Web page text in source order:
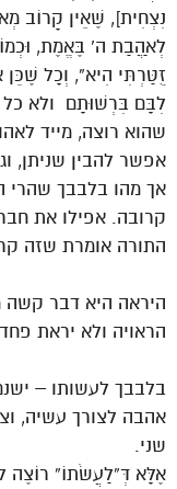
נִצְחִית], שֶׁאֵין קָרוֹב
לְאַהֲבַת ה’ בֶּאֱמֶת,
זֻטַּרְתִּי הִיא”, וְכָל
לִבָּם בִּרְשׁוּתָם ולא
שהוא רוצה, מייד
אפשר להבין שניתן,
אך מהו בלבבך שהרי
קרובה. אפילו את
התורה אומרת שזה
היראה היא דבר קשה
הראויה ולא יראת
בלבבך לעשותו –
אהבה לצורך עשיה,
שני.
אֶלָּא דְּ”לַעֲשֹׂתוֹ” רוֹצֶה